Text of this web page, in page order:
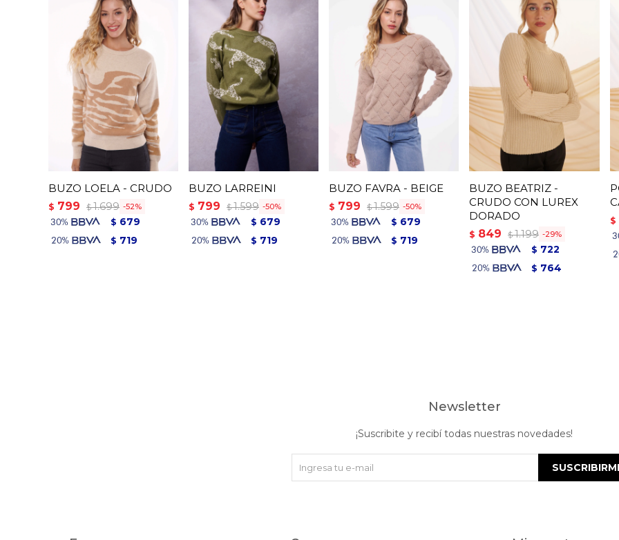
BUZO LOELA - CRUDO
$ 799 $ 1.699 52
$ 679
$ 719
BUZO LARREINI
$ 799 $ 1.599 50
$ 679
$ 719
BUZO FAVRA - BEIGE
$ 799 $ 1.599 50
$ 679
$ 719
BUZO BEATRIZ -
CRUDO CON LUREX
DORADO
$ 849 $ 1.199 29
$ 722
$ 764
$
Newsletter
¡Suscribite y recibí todas nuestras novedades!